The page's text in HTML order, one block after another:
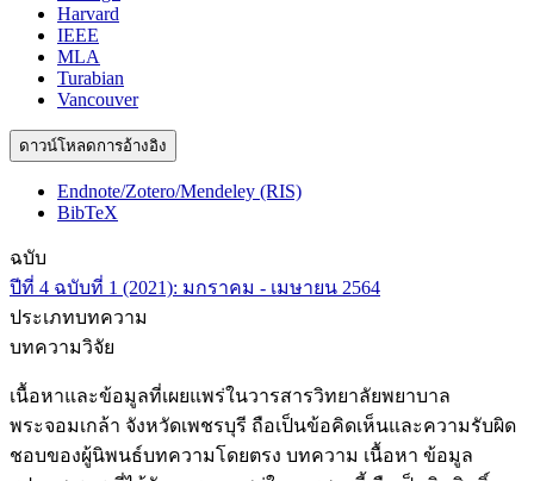
Harvard
IEEE
MLA
Turabian
Vancouver
ดาวน์โหลดการอ้างอิง
Endnote/Zotero/Mendeley (RIS)
BibTeX
ฉบับ
ปีที่ 4 ฉบับที่ 1 (2021): มกราคม - เมษายน 2564
ประเภทบทความ
บทความวิจัย
เนื้อหาและข้อมูลที่เผยแพร่ในวารสารวิทยาลัยพยาบาล
พระจอมเกล้า จังหวัดเพชรบุรี ถือเป็นข้อคิดเห็นและความรับผิด
ชอบของผู้นิพนธ์บทความโดยตรง บทความ เนื้อหา ข้อมูล